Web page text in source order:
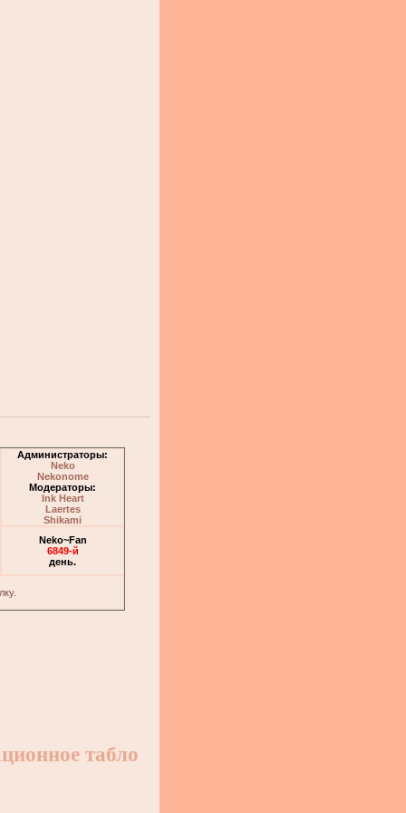
Администраторы:
Neko
Nekonome
Модераторы:
Ink Heart
Laertes
Shikami
Neko~Fan
6849-й
день.
табло